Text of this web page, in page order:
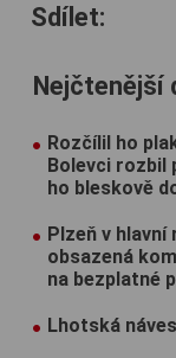
Sdílet:
Nejčtenější
Rozčílil ho
Bolevci rozbil
ho bleskově
Plzeň v hlavní
obsazená
na bezplatné
Lhotská